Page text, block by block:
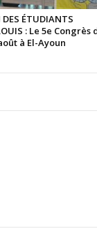
ÉTUDIANTS
: Le 5e Congrès
à El-Ayoun